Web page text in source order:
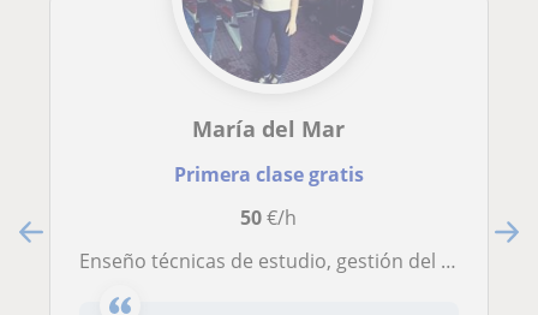
María del Mar
Primera clase gratis
50€/h
Enseño técnicas de estudio, gestión del tiempo y técnicas para aumentar el rendimiento personal basadas en la psicología deportiva